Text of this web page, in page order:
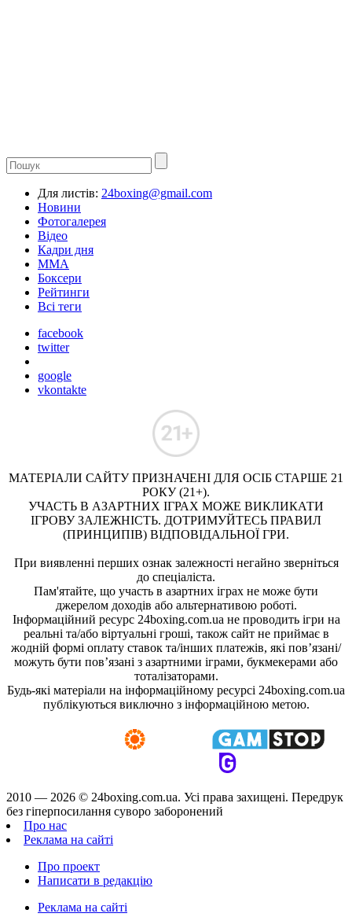
Для листів: 24boxing@gmail.com
Новини
Фотогалерея
Відео
Кадри дня
ММА
Боксери
Рейтинги
Всі теги
facebook
twitter
google
vkontakte
МАТЕРІАЛИ САЙТУ ПРИЗНАЧЕНІ ДЛЯ ОСІБ СТАРШЕ 21
РОКУ (21+).
УЧАСТЬ В АЗАРТНИХ ІГРАХ МОЖЕ ВИКЛИКАТИ
ІГРОВУ ЗАЛЕЖНІСТЬ. ДОТРИМУЙТЕСЬ ПРАВИЛ
(ПРИНЦИПІВ) ВІДПОВІДАЛЬНОЇ ГРИ.
При виявленні перших ознак залежності негайно зверніться
до спеціаліста.
Пам'ятайте, що участь в азартних іграх не може бути
джерелом доходів або альтернативою роботі.
Інформаційний ресурс 24boxing.com.ua не проводить ігри на
реальні та/або віртуальні гроші, також сайт не приймає в
жодній формі оплату ставок та/інших платежів, які пов’язані/
можуть бути пов’язані з азартними іграми, букмекерами або
тоталізаторами.
Будь-які матеріали на інформаційному ресурсі 24boxing.com.ua
публікуються виключно з інформаційною метою.
2010 — 2026 © 24boxing.com.ua. Усi права захищенi. Передрук
без гіперпосилання суворо заборонений
Про нас
Реклама на сайті
Про проект
Написати в редакцію
Реклама на сайті